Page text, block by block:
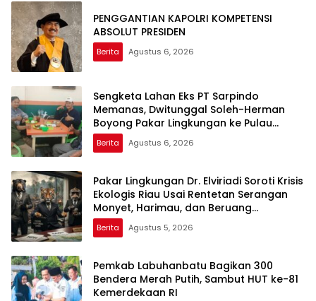
PENGGANTIAN KAPOLRI KOMPETENSI
ABSOLUT PRESIDEN
Berita Agustus 6, 2026
Sengketa Lahan Eks PT Sarpindo
Memanas, Dwitunggal Soleh-Herman
Boyong Pakar Lingkungan ke Pulau
Rupat
Berita Agustus 6, 2026
Pakar Lingkungan Dr. Elviriadi Soroti Krisis
Ekologis Riau Usai Rentetan Serangan
Monyet, Harimau, dan Beruang
Terhadap Warga
Berita Agustus 5, 2026
Pemkab Labuhanbatu Bagikan 300
Bendera Merah Putih, Sambut HUT ke-81
Kemerdekaan RI